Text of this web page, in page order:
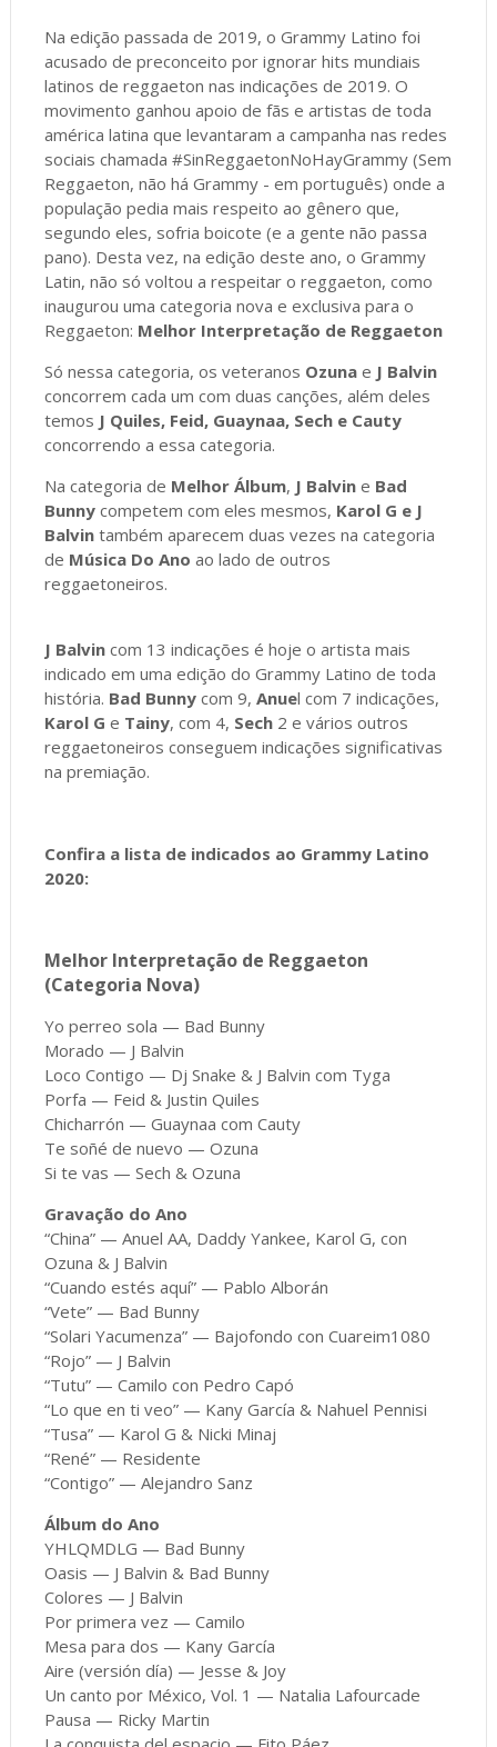
Na edição passada de 2019, o Grammy Latino foi
acusado de preconceito por ignorar hits mundiais
latinos de reggaeton nas indicações de 2019. O
movimento ganhou apoio de fãs e artistas de toda
américa latina que levantaram a campanha nas redes
sociais chamada #SinReggaetonNoHayGrammy (Sem
Reggaeton, não há Grammy - em português) onde a
população pedia mais respeito ao gênero que,
segundo eles, sofria boicote (e a gente não passa
pano). Desta vez, na edição deste ano, o Grammy
Latin, não só voltou a respeitar o reggaeton, como
inaugurou uma categoria nova e exclusiva para o
Reggaeton: Melhor Interpretação de Reggaeton
Só nessa categoria, os veteranos Ozunae J Balvin
concorrem cada um com duas canções, além deles
temos J Quiles, Feid, Guaynaa, Sech e Cauty
concorrendo a essa categoria.
Na categoria de Melhor Álbum, J Balvin e Bad
Bunnycompetem com eles mesmos, Karol G e J
Balvintambém aparecem duas vezes na categoria
de Música Do Ano ao lado de outros
reggaetoneiros.
J Balvincom 13 indicações é hoje o artista mais
indicado em uma edição do Grammy Latino de toda
história. Bad Bunny com 9, Anuel com 7 indicações,
Karol G e Tainy, com 4, Sech2 e vários outros
reggaetoneiros conseguem indicações significativas
na premiação.
Confira a lista de indicados ao Grammy Latino
2020:
Melhor Interpretação de Reggaeton
(Categoria Nova)
Yo perreo sola — Bad Bunny
Morado — J Balvin
Loco Contigo — Dj Snake & J Balvin com Tyga
Porfa — Feid & Justin Quiles
Chicharrón — Guaynaa com Cauty
Te soñé de nuevo — Ozuna
Si te vas — Sech & Ozuna
Gravação do Ano
“China” — Anuel AA, Daddy Yankee, Karol G, con
Ozuna & J Balvin
“Cuando estés aquí” — Pablo Alborán
“Vete” — Bad Bunny
“Solari Yacumenza” — Bajofondo con Cuareim1080
“Rojo” — J Balvin
“Tutu” — Camilo con Pedro Capó
“Lo que en ti veo” — Kany García & Nahuel Pennisi
“Tusa” — Karol G & Nicki Minaj
“René” — Residente
“Contigo” — Alejandro Sanz
Álbum do Ano
YHLQMDLG — Bad Bunny
Oasis — J Balvin & Bad Bunny
Colores — J Balvin
Por primera vez — Camilo
Mesa para dos — Kany García
Aire (versión día) — Jesse & Joy
Un canto por México, Vol. 1 — Natalia Lafourcade
Pausa — Ricky Martin